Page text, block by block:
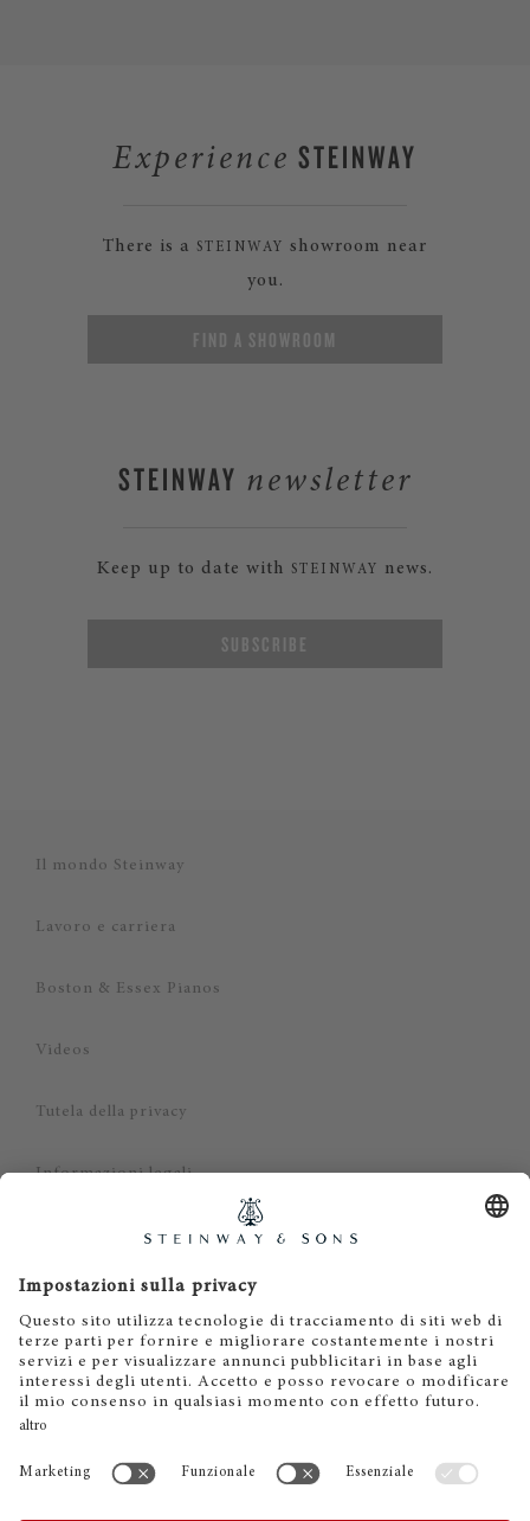
Experience STEINWAY
There is a STEINWAY
showroom near
you.
FIND A SHOWROOM
STEINWAY newsletter
Keep up to date with STEINWAY news.
SUBSCRIBE
Il mondo Steinway
Lavoro e carriera
Boston & Essex Pianos
Videos
Tutela della privacy
Informazioni legali
Dichiarazione di non responsabilità
Cookies
IT EN DE ES FR